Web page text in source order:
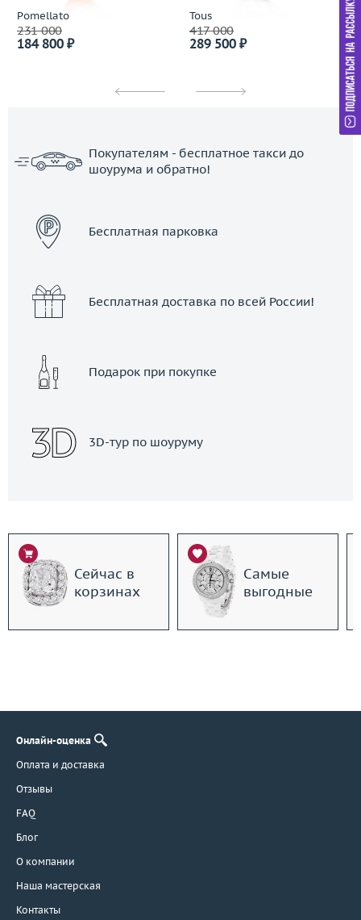
Pomellato
231 000
184 800 ₽
Tous
417 000
289 500 ₽
Покупателям - бесплатное такси до
шоурума и обратно!
Бесплатная парковка
Бесплатная доставка по всей России!
Подарок при покупке
3D-тур по шоуруму
Сейчас в
корзинах
Самые
выгодные
Онлайн-оценка
Оплата и доставка
Отзывы
FAQ
Блог
О компании
Наша мастерская
Контакты